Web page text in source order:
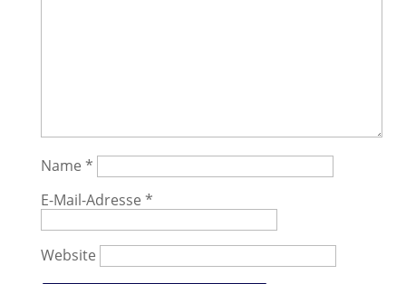
Name *
E-Mail-Adresse *
Website